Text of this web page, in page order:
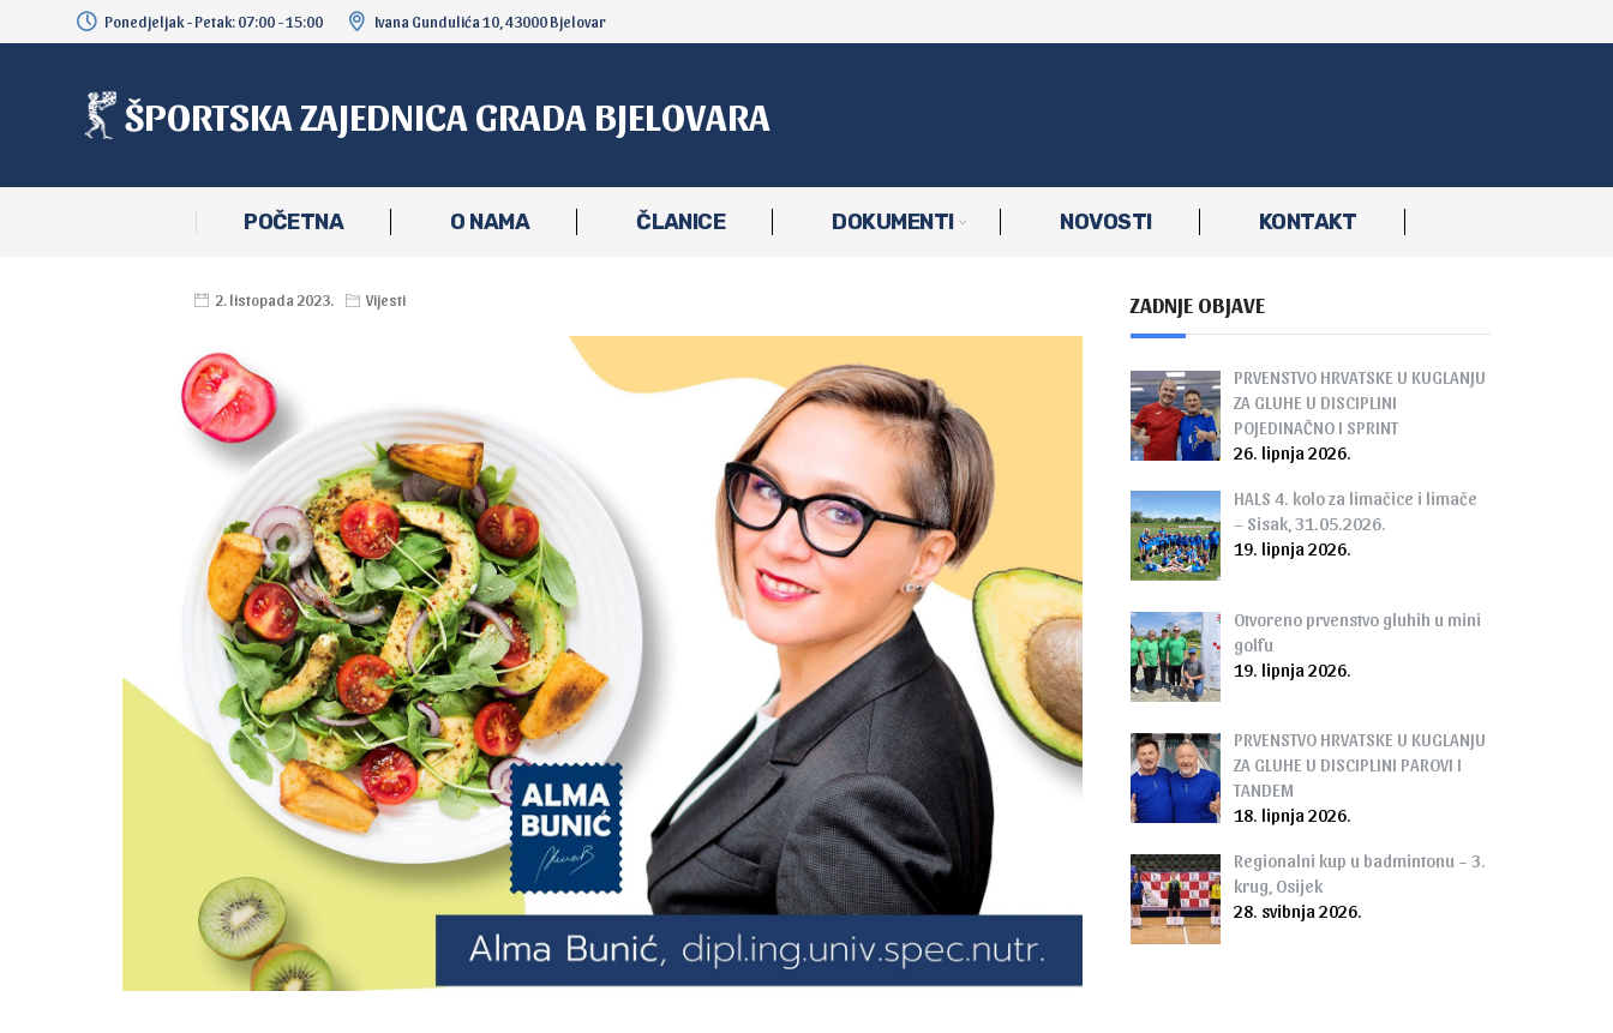
Ponedjeljak - Petak: 07:00 - 15:00 Ivana Gundulića 10, 43000 Bjelovar
ŠPORTSKA ZAJEDNICA GRADA BJELOVARA
POČETNA O NAMA ČLANICE DOKUMENTI NOVOSTI KONTAKT
2. listopada 2023. Vijesti ZADNJE OBJAVE
PRVENSTVO HRVATSKE U KUGLANJU
ZA GLUHE U DISCIPLINI
POJEDINAČNO I SPRINT
26. lipnja 2026.
HALS 4. kolo za limačice i limače
– Sisak, 31.05.2026.
19. lipnja 2026.
Otvoreno prvenstvo gluhih u mini
golfu
19. lipnja 2026.
PRVENSTVO HRVATSKE U KUGLANJU
ZA GLUHE U DISCIPLINI PAROVI I
TANDEM
18. lipnja 2026.
Regionalni kup u badmintonu – 3.
krug, Osijek
28. svibnja 2026.